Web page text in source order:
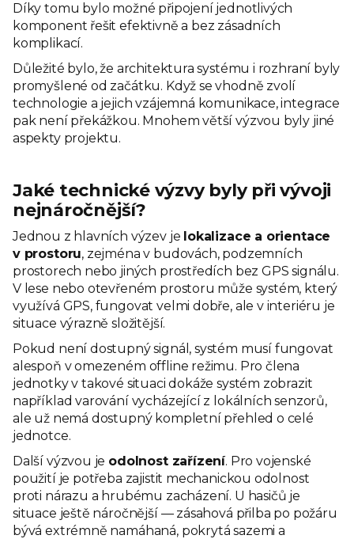
Díky tomu bylo možné připojení jednotlivých
komponent řešit efektivně a bez zásadních
komplikací.
Důležité bylo, že architektura systému i rozhraní byly
promyšlené od začátku. Když se vhodně zvolí
technologie a jejich vzájemná komunikace, integrace
pak není překážkou. Mnohem větší výzvou byly jiné
aspekty projektu.
Jaké technické výzvy byly při vývoji
nejnáročnější?
Jednou z hlavních výzev je lokalizace a orientace
v prostoru, zejména v budovách, podzemních
prostorech nebo jiných prostředích bez GPS signálu.
V lese nebo otevřeném prostoru může systém, který
využívá GPS, fungovat velmi dobře, ale v interiéru je
situace výrazně složitější.
Pokud není dostupný signál, systém musí fungovat
alespoň v omezeném offline režimu. Pro člena
jednotky v takové situaci dokáže systém zobrazit
například varování vycházející z lokálních senzorů,
ale už nemá dostupný kompletní přehled o celé
jednotce.
Další výzvou je odolnost zařízení. Pro vojenské
použití je potřeba zajistit mechanickou odolnost
proti nárazu a hrubému zacházení. U hasičů je
situace ještě náročnější — zásahová přilba po požáru
bývá extrémně namáhaná, pokrytá sazemi a